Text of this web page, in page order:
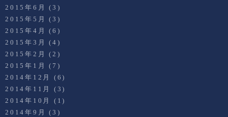
2015年6月
(3)
2015年5月
(3)
2015年4月
(6)
2015年3月
(4)
2015年2月
(2)
2015年1月
(7)
2014年12月
(6)
2014年11月
(3)
2014年10月
(1)
2014年9月
(3)